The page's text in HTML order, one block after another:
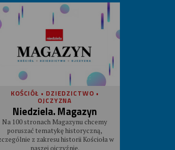
KOŚCIÓŁ • DZIEDZICTWO •
OJCZYZNA
Niedziela. Magazyn
Na 100 stronach Magazynu chcemy
poruszać tematykę historyczną,
z zakresu historii Kościoła w
naszej ojczyźnie.